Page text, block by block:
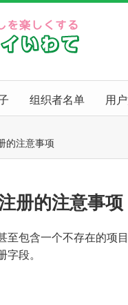
组织者名单 用
的注意事项
册的注意事项
至包含一个不存在的项
字段。